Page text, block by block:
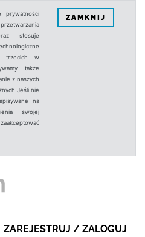
prywatności
stosuje
trzecich w
także
z naszych
nie
na
swojej
ZAMKNIJ
ZAREJESTRUJ / ZALOGUJ